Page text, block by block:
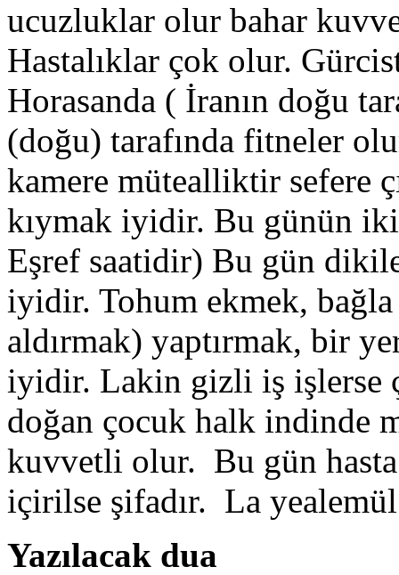
ucuzluklar olur bahar
Hastalıklar çok olur.
Horasanda ( İranın doğu
(doğu) tarafında fitneler
kamere mütealliktir sefere
kıymak iyidir. Bu günün iki
Eşref saatidir) Bu gün
iyidir. Tohum ekmek,
aldırmak) yaptırmak, bir
iyidir. Lakin gizli iş işlerse
doğan çocuk halk indinde
kuvvetli olur. Bu gün hasta
içirilse şifadır. La
Yazılacak dua